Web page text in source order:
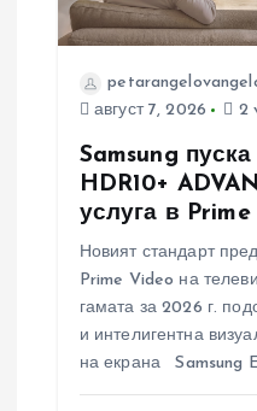
август 7, 2026
2
Samsung
HDR10+
услуга в
Новият стандарт
Prime Video на
гамата за 2026 г.
и интелигентна
на екрана Samsung